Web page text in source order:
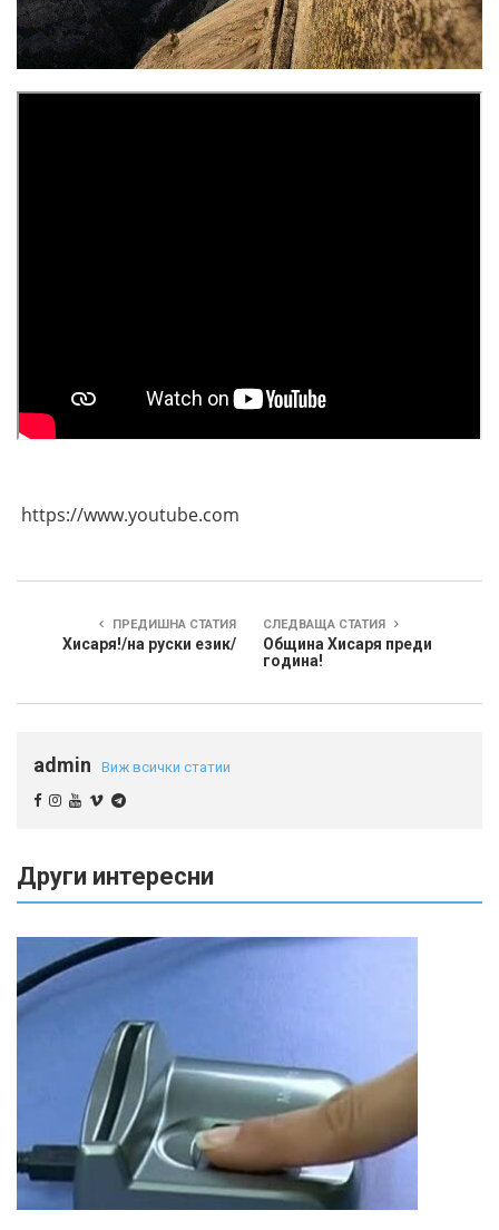
https://www.youtube.com
ПРЕДИШНА СТАТИЯ
Хисаря!/на руски език/
СЛЕДВАЩА СТАТИЯ
Община Хисаря преди
година!
admin Виж всички статии
Други интересни